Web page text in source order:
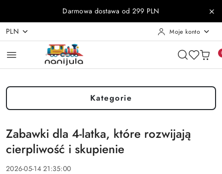
Przejdź do treści głównej
Przejdź do wyszukiwarki
Przejdź do moje konto
Przejdź do menu głównego
Przejdź do stopkiDarmowa dostawa od 299 PLN
PLN Moje konto
Kategorie
Zabawki dla 4-latka, które rozwijają
cierpliwość i skupienie
2026-05-14 21:35:00